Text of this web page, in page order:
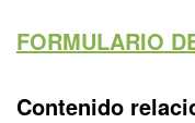
FORMULARIO
Contenido